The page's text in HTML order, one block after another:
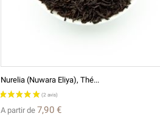
Nurelia (Nuwara Eliya), Thé...
A partir de 7,90 €